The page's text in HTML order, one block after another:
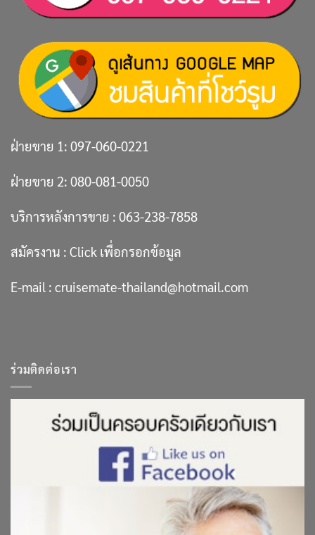
ฝ่ายขาย 1: 097-060-0221
ฝ่ายขาย 2: 080-081-0050
บริการหลังการขาย : 063-238-7858
สมัครงาน : Click เพื่อกรอกข้อมูล
E-mail : cruisemate-thailand@hotmail.com
ร่วมติดต่อเรา